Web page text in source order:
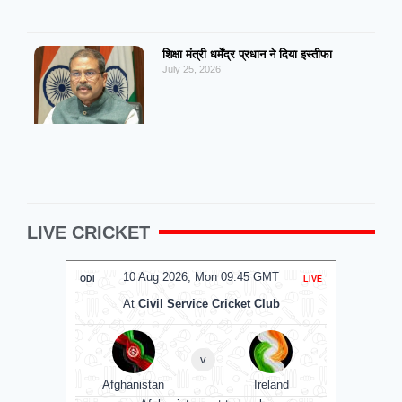
शिक्षा मंत्री धर्मेंद्र प्रधान ने दिया इस्तीफा
July 25, 2026
LIVE CRICKET
10 Aug 2026, Mon 09:45 GMT
ODI LIVE
At Civil Service Cricket Club
Afghanistan
v
Ireland